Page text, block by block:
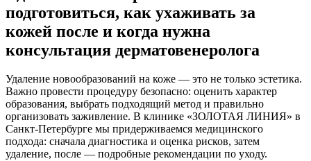
подготовиться, как ухаживать за
кожей после и когда нужна
консультация дерматовенеролога
Удаление новообразований на коже — это не только эстетика.
Важно провести процедуру безопасно: оценить характер
образования, выбрать подходящий метод и правильно
организовать заживление. В клинике «ЗОЛОТАЯ ЛИНИЯ» в
Санкт-Петербурге мы придерживаемся медицинского
подхода: сначала диагностика и оценка рисков, затем
удаление, после — подробные рекомендации по уходу.